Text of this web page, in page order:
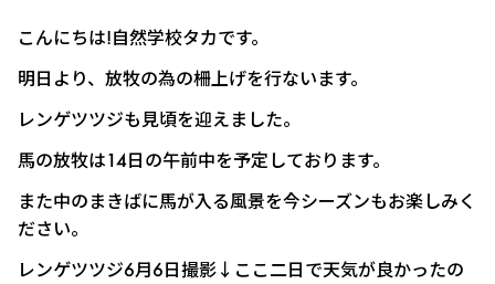
こんにちは!自然学校タカです。
明日より、放牧の為の柵上げを行ないます。
レンゲツツジも見頃を迎えました。
馬の放牧は14日の午前中を予定しております。
また中のまきばに馬が入る風景を今シーズンもお楽しみく
ださい。
レンゲツツジ6月6日撮影↓ここ二日で天気が良かったの